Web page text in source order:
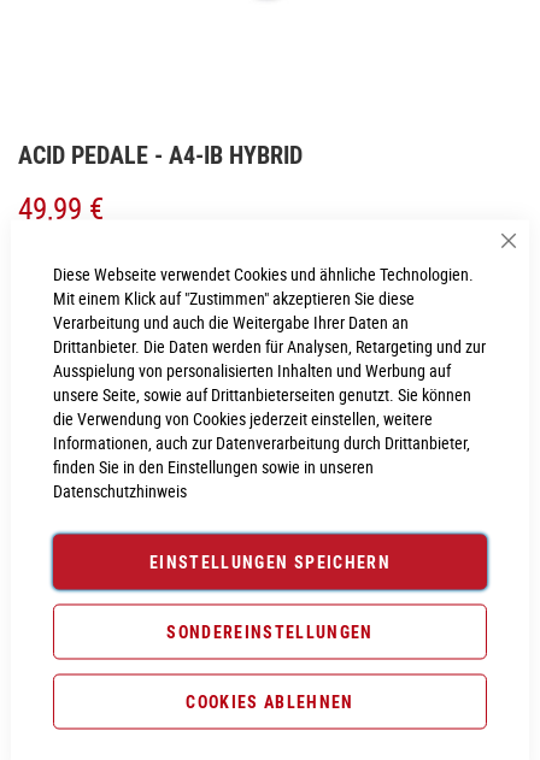
Diese Webseite verwendet Cookies und ähnliche Technologien.
Mit einem Klick auf "Zustimmen" akzeptieren Sie diese
Verarbeitung und auch die Weitergabe Ihrer Daten an
Drittanbieter. Die Daten werden für Analysen, Retargeting und zur
Ausspielung von personalisierten Inhalten und Werbung auf
unsere Seite, sowie auf Drittanbieterseiten genutzt. Sie können
die Verwendung von Cookies jederzeit einstellen, weitere
Informationen, auch zur Datenverarbeitung durch Drittanbieter,
finden Sie in den Einstellungen sowie in unseren
Datenschutzhinweis
EINSTELLUNGEN SPEICHERN
SONDEREINSTELLUNGEN
COOKIES ABLEHNEN
Anfang
Bildgalerie
ACID PEDALE - A4-IB HYBRID
49,99 €
LIEFERZEIT
1 - 2 Werktage
IN DEN WARENKORB
Produktanfrage stellen